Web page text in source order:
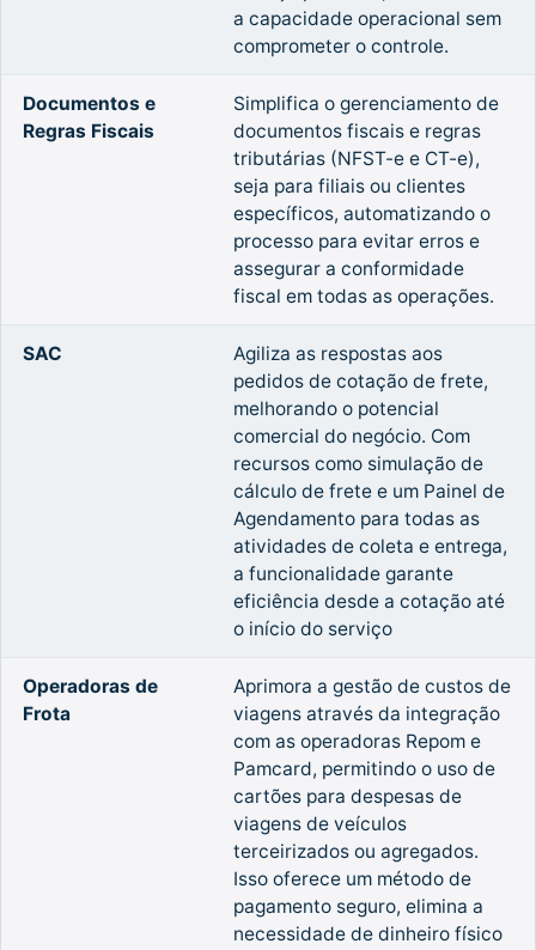
a capacidade operacional sem
comprometer o controle.
Documentos e
Regras Fiscais
Simplifica o gerenciamento de
documentos fiscais e regras
tributárias (NFST-e e CT-e),
seja para filiais ou clientes
específicos, automatizando o
processo para evitar erros e
assegurar a conformidade
fiscal em todas as operações.
SAC
Agiliza as respostas aos
pedidos de cotação de frete,
melhorando o potencial
comercial do negócio. Com
recursos como simulação de
cálculo de frete e um Painel de
Agendamento para todas as
atividades de coleta e entrega,
a funcionalidade garante
eficiência desde a cotação até
o início do serviço
Operadoras de
Frota
Aprimora a gestão de custos de
viagens através da integração
com as operadoras Repom e
Pamcard, permitindo o uso de
cartões para despesas de
viagens de veículos
terceirizados ou agregados.
Isso oferece um método de
pagamento seguro, elimina a
necessidade de dinheiro físico